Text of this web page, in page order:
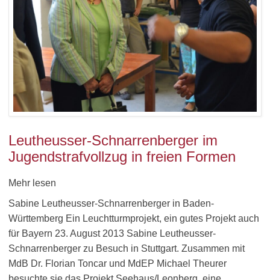
Leutheusser-Schnarrenberger im
Jugendstrafvollzug in freien Formen
Mehr lesen
Sabine Leutheusser-Schnarrenberger in Baden-
Württemberg Ein Leuchtturmprojekt, ein gutes Projekt auch
für Bayern 23. August 2013 Sabine Leutheusser-
Schnarrenberger zu Besuch in Stuttgart. Zusammen mit
MdB Dr. Florian Toncar und MdEP Michael Theurer